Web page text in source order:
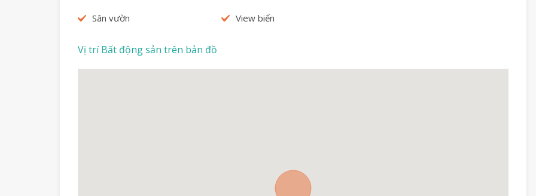
Sân vườn View biển
Vị trí Bất động sản trên bản đồ